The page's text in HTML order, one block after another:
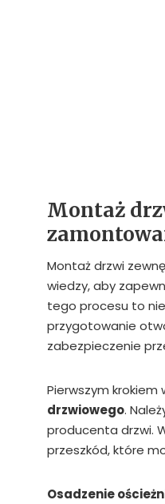
Montaż
Montaż drzwi
wiedzy, aby
tego procesu to
przygotowanie
zabezpieczenie
Pierwszym
drzwiowego.
producenta drzwi.
przeszkód, które
Osadzenie